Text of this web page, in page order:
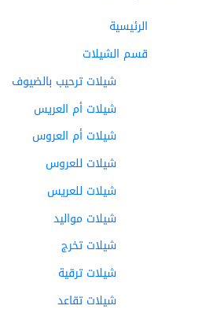
الرئيسية
قسم الشيلات
شيلات ترحيب بالضيوف
شيلات أم العريس
شيلات أم العروس
شيلات للعروس
شيلات للعريس
شيلات مواليد
شيلات تخرج
شيلات ترقية
شيلات تقاعد